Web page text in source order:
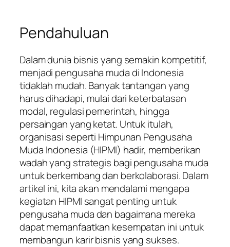
Pendahuluan
Dalam dunia bisnis yang semakin kompetitif,
menjadi pengusaha muda di Indonesia
tidaklah mudah. Banyak tantangan yang
harus dihadapi, mulai dari keterbatasan
modal, regulasi pemerintah, hingga
persaingan yang ketat. Untuk itulah,
organisasi seperti Himpunan Pengusaha
Muda Indonesia (HIPMI) hadir, memberikan
wadah yang strategis bagi pengusaha muda
untuk berkembang dan berkolaborasi. Dalam
artikel ini, kita akan mendalami mengapa
kegiatan HIPMI sangat penting untuk
pengusaha muda dan bagaimana mereka
dapat memanfaatkan kesempatan ini untuk
membangun karir bisnis yang sukses.